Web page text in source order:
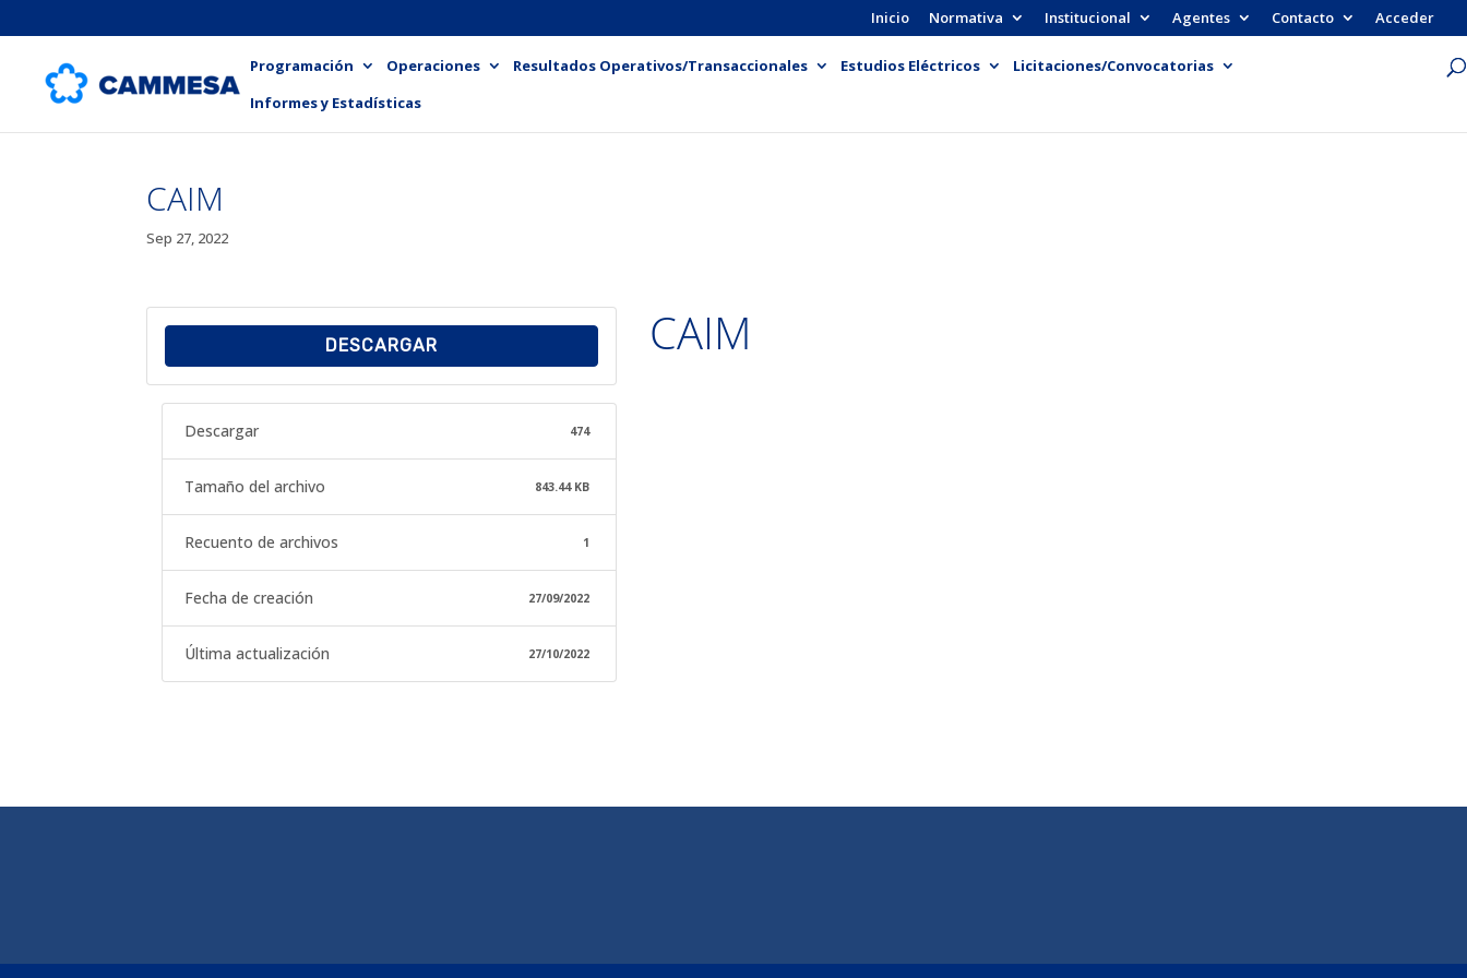
Inicio Normativa Institucional Agentes Contacto Acceder
Programación Operaciones Resultados Operativos/Transaccionales Estudios Eléctricos
Licitaciones/Convocatorias
Informes y Estadísticas
CAIM
Sep 27, 2022
DESCARGAR
Descargar 474
Tamaño del archivo 843.44 KB
Recuento de archivos 1
Fecha de creación 27/09/2022
Última actualización 27/10/2022
CAIM